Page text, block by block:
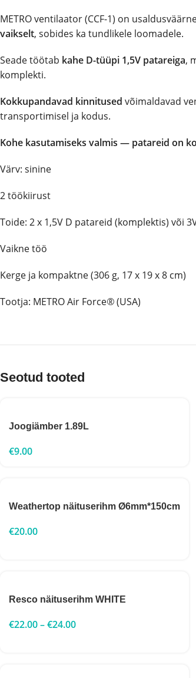
METRO ventilaator (CCF-1) on
vaikselt, sobides ka tundlikele loomadele.
Seade töötab kahe D-tüüpi 1,5V patareiga,
komplekti.
Kokkupandavad kinnitused võimaldavad
transportimisel ja kodus.
Kohe kasutamiseks valmis — patareid on
Värv: sinine
2 töökiirust
Toide: 2 x 1,5V D patareid (komplektis) või
Vaikne töö
Kerge ja kompaktne (306 g, 17 x 19 x 8 cm)
Tootja: METRO Air Force®(USA)
Seotud tooted
Joogiämber 1.89L
€9.00
Weathertop näituserihm Ø6mm*150cm
€20.00
Resco näituserihm WHITE
€22.00–€24.00